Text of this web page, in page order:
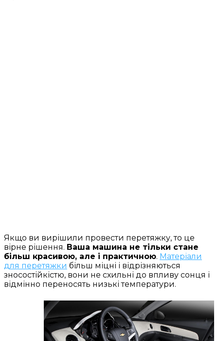
Якщо ви вирішили провести перетяжку, то це
вірне рішення. Ваша машина не тільки стане
більш красивою, але і практичною. Матеріали
для перетяжки більш міцні і відрізняються
зносостійкістю, вони не схильні до впливу сонця і
відмінно переносять низькі температури.